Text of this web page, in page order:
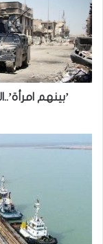
على
5
إرهابيين
في
كركوك
عسكرية..وتروي